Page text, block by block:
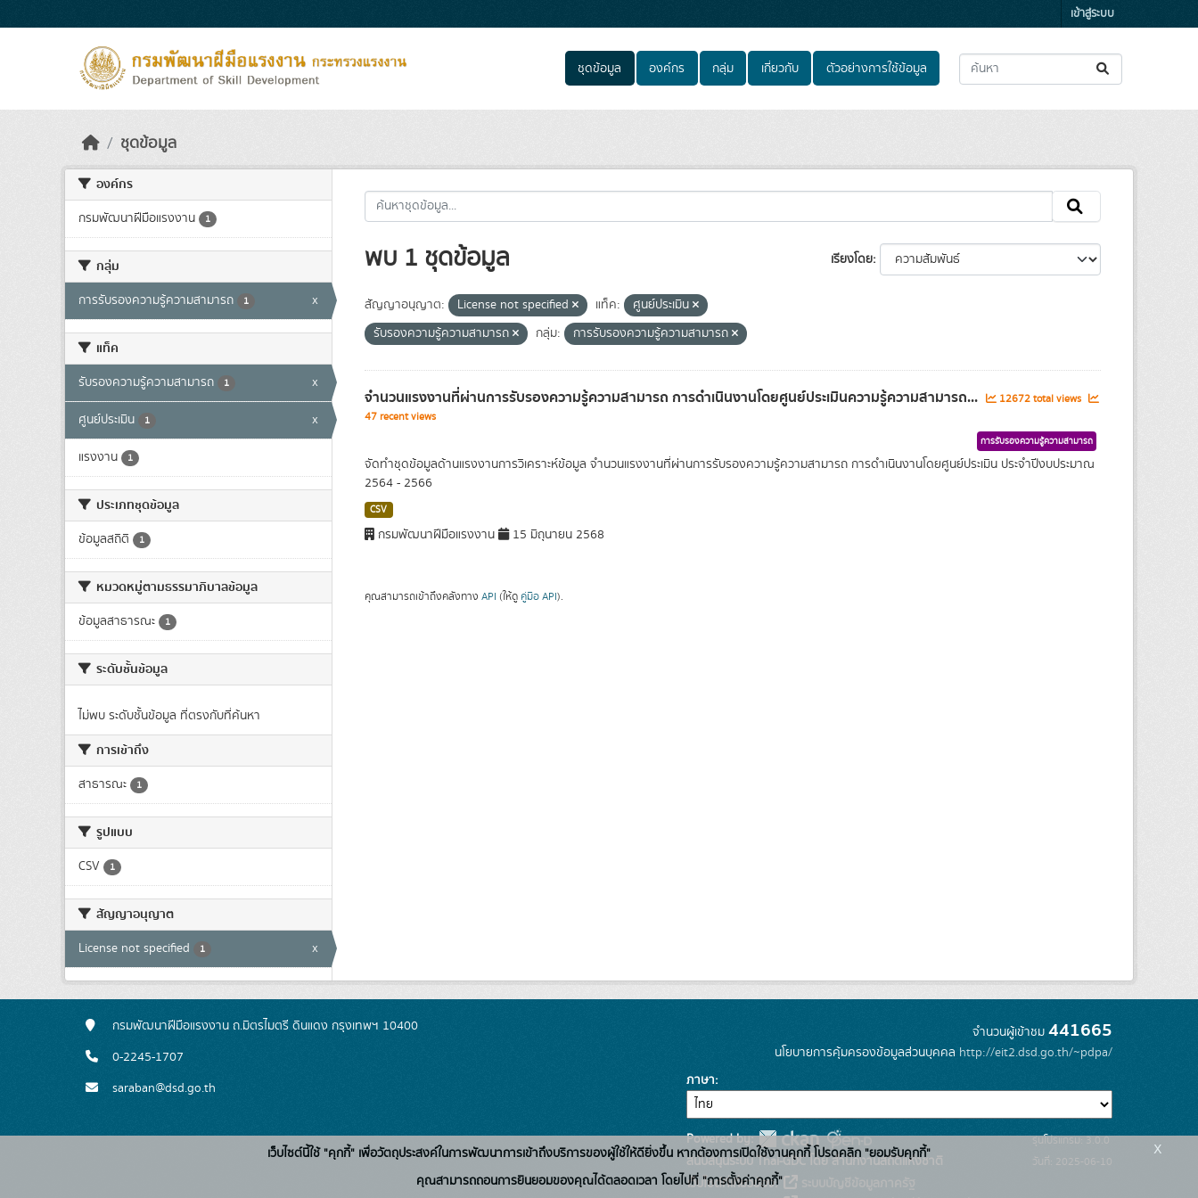
เข้าสู่ระบบ
ชุดข้อมูล องค์กร กลุ่ม เกี่ยวกับ ตัวอย่างการใช้ข้อมูล
ชุดข้อมูล
องค์กร
กรมพัฒนาฝีมือแรงงาน 1
กลุ่ม
การรับรองความรู้ความสามารถ 1 x
แท็ค
รับรองความรู้ความสามารถ 1 x
ศูนย์ประเมิน 1 x
แรงงาน 1
ประเภทชุดข้อมูล
ข้อมูลสถิติ 1
หมวดหมู่ตามธรรมาภิบาลข้อมูล
ข้อมูลสาธารณะ 1
ระดับชั้นข้อมูล
ไม่พบ ระดับชั้นข้อมูล ที่ตรงกับที่ค้นหา
การเข้าถึง
สาธารณะ 1
รูปแบบ
CSV 1
สัญญาอนุญาต
License not specified 1 x
เรียงโดย
พบ 1 ชุดข้อมูล
สัญญาอนุญาต: License not specified แท็ค:
ศูนย์ประเมิน
รับรองความรู้ความสามารถ
กลุ่ม: การรับรองความรู้ความสามารถ
จำนวนแรงงานที่ผ่านการรับรองความรู้ความสามารถ การดำเนินงานโดยศูนย์ประเมินความรู้ความสามารถ...
12672 total views
47 recent views
การรับรองความรู้ความสามารถ
จัดทำชุดข้อมูลด้านแรงงานการวิเคราะห์ข้อมูล จำนวนแรงงานที่ผ่านการรับรองความรู้ความสามารถ การดำเนินงานโดยศูนย์ประเมิน ประจำปีงบประมาณ
2564 - 2566
CSV
กรมพัฒนาฝีมือแรงงาน 15 มิถุนายน 2568
คุณสามารถเข้าถึงคลังทาง API (ให้ดู คู่มือ API).
กรมพัฒนาฝีมือแรงงาน ถ.มิตรไมตรี ดินแดง กรุงเทพฯ 10400
0-2245-1707
saraban@dsd.go.th
จำนวนผู้เข้าชม 441665
นโยบายการคุ้มครองข้อมูลส่วนบุคคล http://eit2.dsd.go.th/~pdpa/
ภาษา
Powered by:
สนับสนุนระบบ Thai-GDC โดย สำนักงานสถิติแห่งชาติ
เว็บไซต์ที่เกี่ยวข้อง:
รุ่นโปรแกรม: 3.0.0
วันที่: 2025-06-10
เว็บไซต์นี้ใช้ "คุกกี้" เพื่อวัตถุประสงค์ในการพัฒนาการเข้าถึงบริการของผู้ใช้ให้ดียิ่งขึ้น หากต้องการเปิดใช้งานคุกกี้ โปรดคลิก "ยอมรับคุกกี้"
คุณสามารถถอนการยินยอมของคุณได้ตลอดเวลา โดยไปที่ "การตั้งค่าคุกกี้"
x